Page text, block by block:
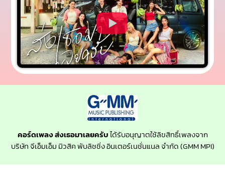
คอร์ดเพลง ส่งเธอมาเลยครับได้รับอนุญาตใช้ลิขสิทธิ์เพลงจาก
บริษัท จีเอ็มเอ็ม มิวสิค พับลิชชิ่ง อินเตอร์เนชั่นแนล จำกัด (GMM MPI)